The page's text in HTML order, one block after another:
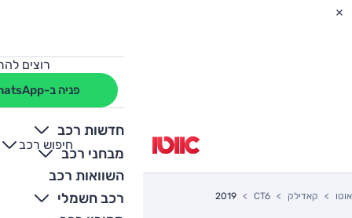
רוצים
פניה ב-WhatsApp
חדשות רכב
מבחני רכב
השוואות רכב
רכב חשמלי
חיפוש רכב
+
-
אוטו קאדילק CT6
2019